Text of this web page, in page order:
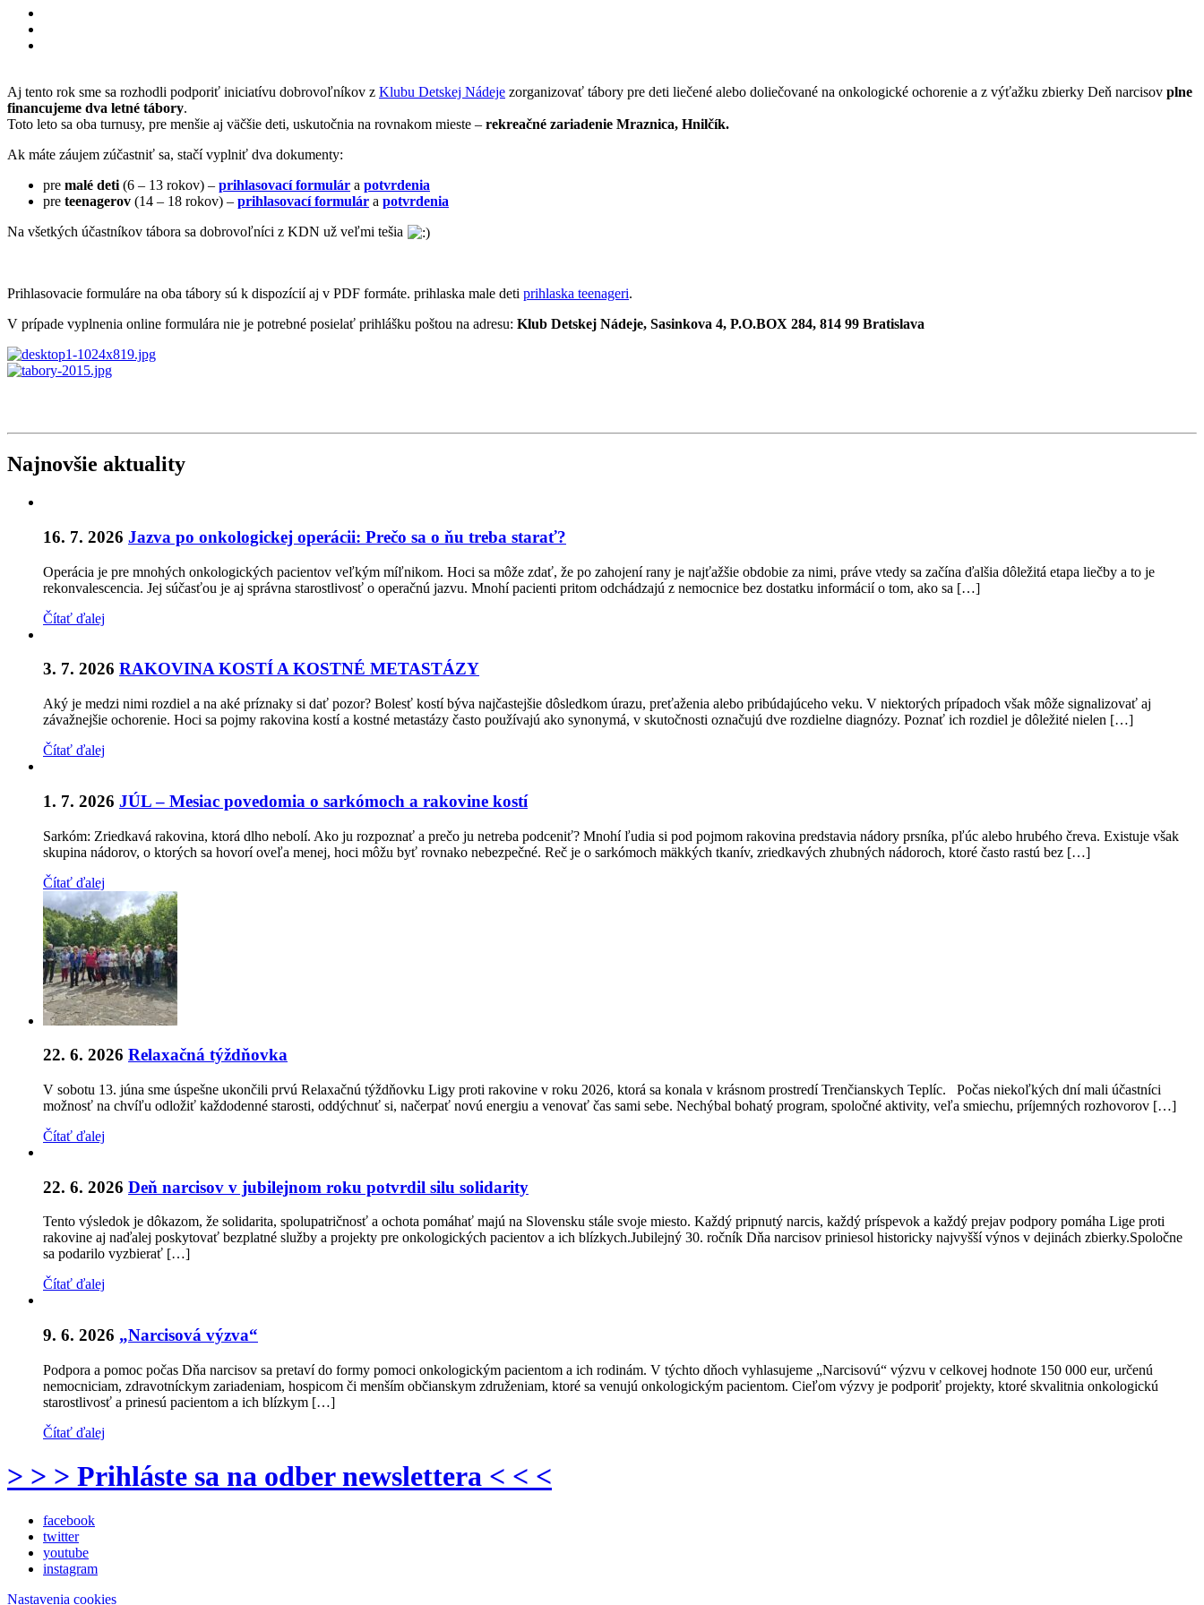
Aj tento rok sme sa rozhodli podporiť iniciatívu dobrovoľníkov z Klubu Detskej Nádeje zorganizovať tábory pre deti liečené alebo doliečované na onkologické ochorenie a z výťažku zbierky Deň narcisov plne
financujeme dva letné tábory.
Toto leto sa oba turnusy, pre menšie aj väčšie deti, uskutočnia na rovnakom mieste – rekreačné zariadenie Mraznica, Hnilčík.
Ak máte záujem zúčastniť sa, stačí vyplniť dva dokumenty:
pre malé deti (6 – 13 rokov) – prihlasovací formulár a potvrdenia
pre teenagerov (14 – 18 rokov) – prihlasovací formulár a potvrdenia
Na všetkých účastníkov tábora sa dobrovoľníci z KDN už veľmi tešia
Prihlasovacie formuláre na oba tábory sú k dispozícií aj v PDF formáte. prihlaska male deti prihlaska teenageri.
V prípade vyplnenia online formulára nie je potrebné posielať prihlášku poštou na adresu: Klub Detskej Nádeje, Sasinkova 4, P.O.BOX 284, 814 99 Bratislava
Najnovšie aktuality
16. 7. 2026 Jazva po onkologickej operácii: Prečo sa o ňu treba starať?
Operácia je pre mnohých onkologických pacientov veľkým míľnikom. Hoci sa môže zdať, že po zahojení rany je najťažšie obdobie za nimi, práve vtedy sa začína ďalšia dôležitá etapa liečby a to je
rekonvalescencia. Jej súčasťou je aj správna starostlivosť o operačnú jazvu. Mnohí pacienti pritom odchádzajú z nemocnice bez dostatku informácií o tom, ako sa […]
Čítať ďalej
3. 7. 2026 RAKOVINA KOSTÍ A KOSTNÉ METASTÁZY
Aký je medzi nimi rozdiel a na aké príznaky si dať pozor? Bolesť kostí býva najčastejšie dôsledkom úrazu, preťaženia alebo pribúdajúceho veku. V niektorých prípadoch však môže signalizovať aj
závažnejšie ochorenie. Hoci sa pojmy rakovina kostí a kostné metastázy často používajú ako synonymá, v skutočnosti označujú dve rozdielne diagnózy. Poznať ich rozdiel je dôležité nielen […]
Čítať ďalej
1. 7. 2026 JÚL – Mesiac povedomia o sarkómoch a rakovine kostí
Sarkóm: Zriedkavá rakovina, ktorá dlho nebolí. Ako ju rozpoznať a prečo ju netreba podceniť? Mnohí ľudia si pod pojmom rakovina predstavia nádory prsníka, pľúc alebo hrubého čreva. Existuje však
skupina nádorov, o ktorých sa hovorí oveľa menej, hoci môžu byť rovnako nebezpečné. Reč je o sarkómoch mäkkých tkanív, zriedkavých zhubných nádoroch, ktoré často rastú bez […]
Čítať ďalej
22. 6. 2026 Relaxačná týždňovka
V sobotu 13. júna sme úspešne ukončili prvú Relaxačnú týždňovku Ligy proti rakovine v roku 2026, ktorá sa konala v krásnom prostredí Trenčianskych Teplíc. Počas niekoľkých dní mali účastníci
možnosť na chvíľu odložiť každodenné starosti, oddýchnuť si, načerpať novú energiu a venovať čas sami sebe. Nechýbal bohatý program, spoločné aktivity, veľa smiechu, príjemných rozhovorov […]
Čítať ďalej
22. 6. 2026 Deň narcisov v jubilejnom roku potvrdil silu solidarity
Tento výsledok je dôkazom, že solidarita, spolupatričnosť a ochota pomáhať majú na Slovensku stále svoje miesto. Každý pripnutý narcis, každý príspevok a každý prejav podpory pomáha Lige proti
rakovine aj naďalej poskytovať bezplatné služby a projekty pre onkologických pacientov a ich blízkych.Jubilejný 30. ročník Dňa narcisov priniesol historicky najvyšší výnos v dejinách zbierky.Spoločne
sa podarilo vyzbierať […]
Čítať ďalej
9. 6. 2026 „Narcisová výzva“
Podpora a pomoc počas Dňa narcisov sa pretaví do formy pomoci onkologickým pacientom a ich rodinám. V týchto dňoch vyhlasujeme „Narcisovú“ výzvu v celkovej hodnote 150 000 eur, určenú
nemocniciam, zdravotníckym zariadeniam, hospicom či menším občianskym združeniam, ktoré sa venujú onkologickým pacientom. Cieľom výzvy je podporiť projekty, ktoré skvalitnia onkologickú
starostlivosť a prinesú pacientom a ich blízkym […]
Čítať ďalej
> > > Prihláste sa na odber newslettera < < <
facebook
twitter
youtube
instagram
Nastavenia cookies